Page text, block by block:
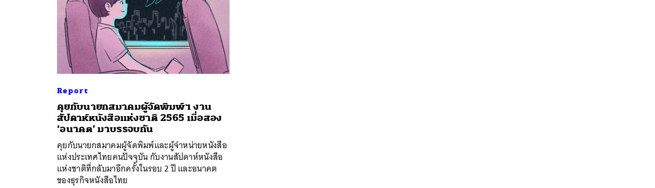
Report
คุยกับนายกสมาคมผู้จัดพิมพ์ฯ งาน
สัปดาห์หนังสือแห่งชาติ 2565 เมื่อสอง
‘อนาคต’ มาบรรจบกัน
คุยกับนายกสมาคมผู้จัดพิมพ์และผู้จำหน่ายหนังสือ
แห่งประเทศไทยคนปัจจุบัน กับงานสัปดาห์หนังสือ
แห่งชาติที่กลับมาอีกครั้งในรอบ 2 ปี และอนาคต
ของธุรกิจหนังสือไทย
ค้นหา